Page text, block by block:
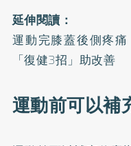
延伸閱讀：
運動完膝蓋後側疼
「復健3招」助改善
運動前可以補